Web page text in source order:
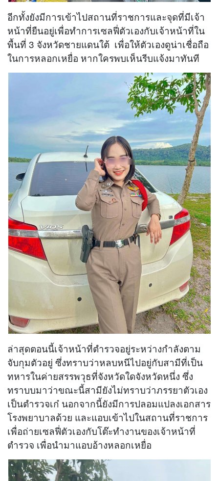
อีกทั้งยังมีการเข้าไปสถานที่ราชการและจุดที่มีเจ้า
หน้าที่ยืนอยู่เพื่อทำการเซลฟี่ตัวเองกับเจ้าหน้าที่ใน
พื้นที่ 3 จังหวัดชายแดนใต้ เพื่อให้ตัวเองดูน่าเชื่อถือ
ในการหลอกเหยื่อ หากใครพบเห็นรีบแจ้งมาทันที
ล่าสุดตอนนี้เจ้าหน้าที่ตำรวจอยู่ระหว่างกำลังตาม
จับกุมตัวอยู่ ซึ่งทราบว่าหลบหนีไปอยู่กับสามีที่เป็น
ทหารในค่ายสรรพวุธที่จังหวัดใดจังหวัดหนึ่ง ซึ่ง
ทราบบมาว่าขณะนี้สามียังไม่ทราบว่าภรรยาตัวเอง
เป็นตำรวจเก๋ นอกจากนี้ยังมีการปลอมแปลงเอกสาร
โรงพยาบาลด้วย และแอบเข้าไปในสถานที่ราชการ
เพื่อถ่ายเซลฟี่ตัวเองกับโต๊ะทำงานของเจ้าหน้าที่
ตำรวจ เพื่อนำมาแอบอ้างหลอกเหยื่อ